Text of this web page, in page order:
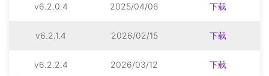
v6.2.0.4 2025/04/06 下载
v6.2.1.4 2026/02/15 下载
v6.2.2.4 2026/03/12 下载